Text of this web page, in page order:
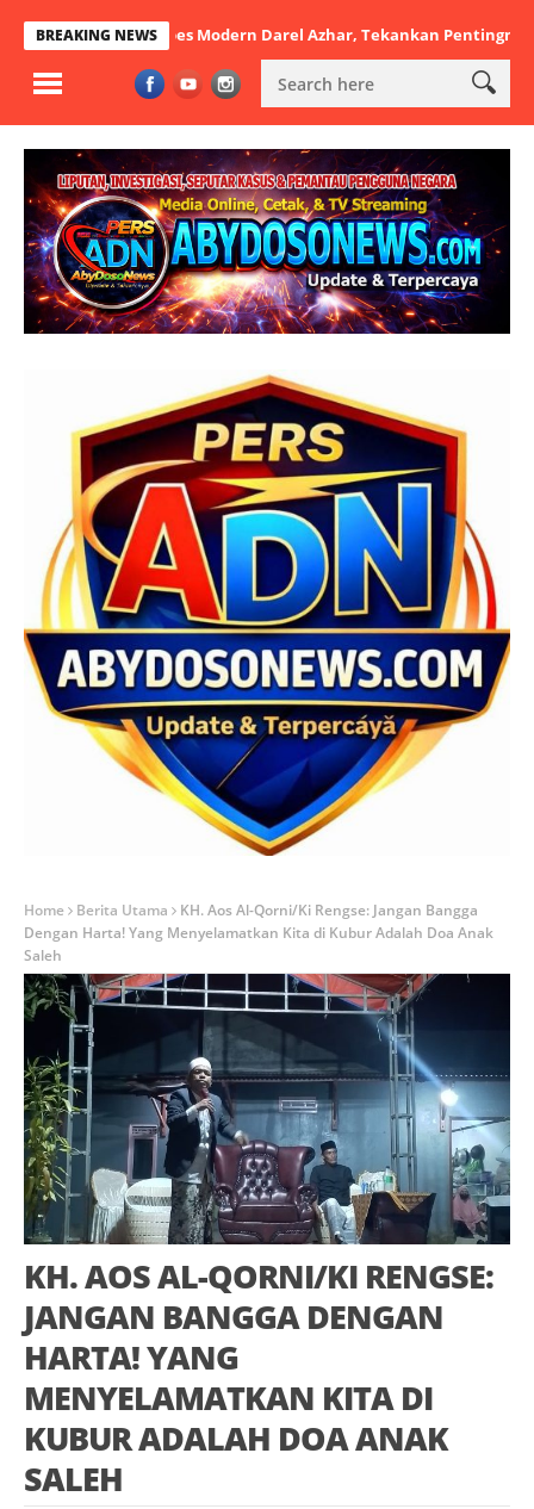
BREAKING NEWS
Ponpes Modern Darel Azhar, Tekankan Pentingnya Disiplin dan
Home Berita Utama
KH. Aos Al-Qorni/Ki Rengse: Jangan Bangga
Dengan Harta! Yang Menyelamatkan Kita di Kubur Adalah Doa Anak
Saleh
KH. AOS AL-QORNI/KI RENGSE:
JANGAN BANGGA DENGAN
HARTA! YANG
MENYELAMATKAN KITA DI
KUBUR ADALAH DOA ANAK
SALEH